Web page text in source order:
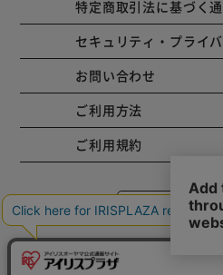
特定商取引法に基づく
セキュリティ・プライ
お問い合わせ
ご利用方法
ご利用規約
コーポレート